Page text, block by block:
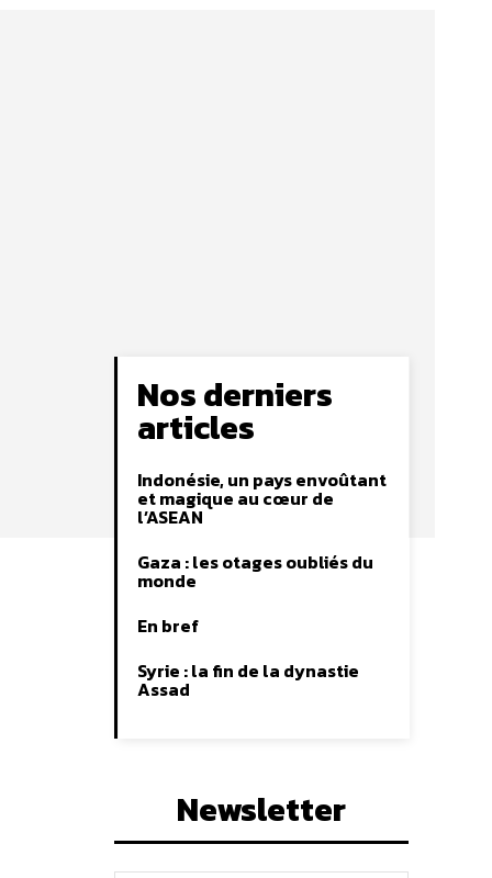
Nos derniers
articles
Indonésie, un pays envoûtant
et magique au cœur de
l’ASEAN
Gaza : les otages oubliés du
monde
En bref
Syrie : la fin de la dynastie
Assad
Newsletter